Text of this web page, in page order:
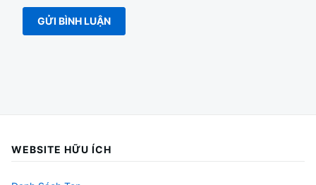
WEBSITE HỮU ÍCH